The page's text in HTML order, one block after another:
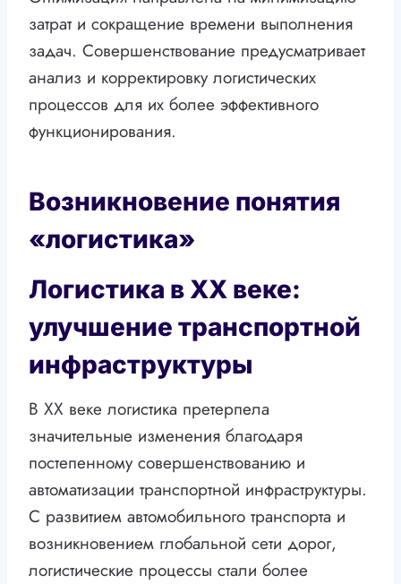
затрат и сокращение времени выполнения
задач. Совершенствование предусматривает
анализ и корректировку логистических
процессов для их более эффективного
функционирования.
Возникновение понятия
«логистика»
Логистика в XX веке:
улучшение транспортной
инфраструктуры
В XX веке логистика претерпела
значительные изменения благодаря
постепенному совершенствованию и
автоматизации транспортной инфраструктуры.
С развитием автомобильного транспорта и
возникновением глобальной сети дорог,
логистические процессы стали более